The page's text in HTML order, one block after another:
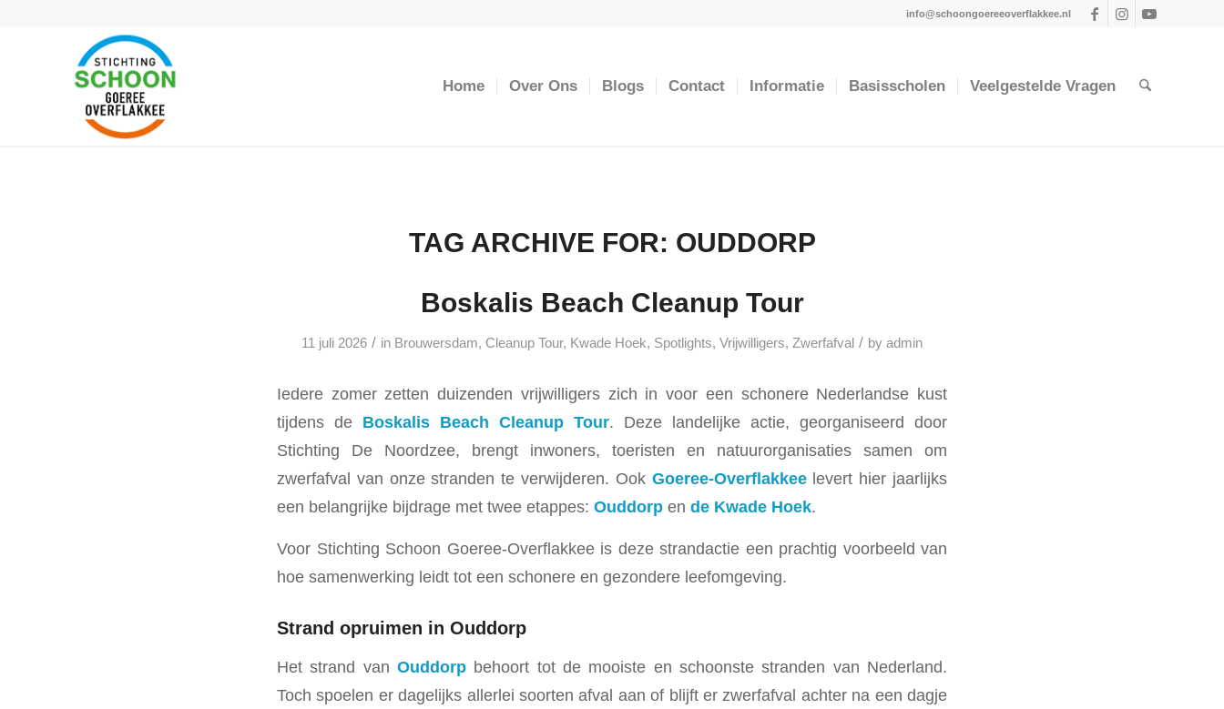
info@schoongoereeoverflakkee.nl
Home Over Ons Blogs Contact Informatie Basisscholen Veelgestelde Vragen
TAG ARCHIVE FOR: OUDDORP
Boskalis Beach Cleanup Tour
11 juli 2026 / in Brouwersdam, Cleanup Tour, Kwade Hoek, Spotlights, Vrijwilligers, Zwerfafval / by admin
Iedere zomer zetten duizenden vrijwilligers zich in voor een schonere Nederlandse kust
tijdens de Boskalis Beach Cleanup Tour. Deze landelijke actie, georganiseerd door
Stichting De Noordzee, brengt inwoners, toeristen en natuurorganisaties samen om
zwerfafval van onze stranden te verwijderen. Ook Goeree-Overflakkeelevert hier jaarlijks
een belangrijke bijdrage met twee etappes: Ouddorp en de Kwade Hoek.
Voor Stichting Schoon Goeree-Overflakkee is deze strandactie een prachtig voorbeeld van
hoe samenwerking leidt tot een schonere en gezondere leefomgeving.
Strand opruimen in Ouddorp
Het strand van Ouddorp behoort tot de mooiste en schoonste stranden van Nederland.
Toch spoelen er dagelijks allerlei soorten afval aan of blijft er zwerfafval achter na een dagje